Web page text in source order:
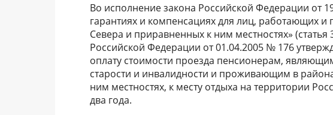
Во исполнение закона Российской Федерации от
гарантиях и компенсациях для лиц, работающих
Севера и приравненных к ним местностях»
Российской Федерации от 01.04.2005 № 176
оплату стоимости проезда пенсионерам,
старости и инвалидности и проживающим в
ним местностях, к месту отдыха на территории
два года.